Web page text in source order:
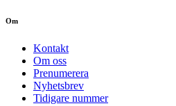
Om
Kontakt
Om oss
Prenumerera
Nyhetsbrev
Tidigare nummer